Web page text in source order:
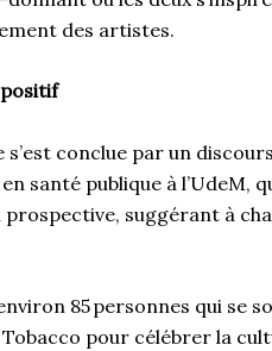
des artistes.
s’est conclue par un
santé publique à l’UdeM,
suggérant à
85 personnes qui se
pour célébrer la